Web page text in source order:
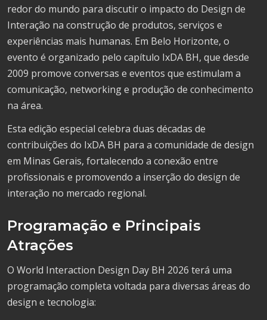
redor do mundo para discutir o impacto do Design de
Interação na construção de produtos, serviços e
experiências mais humanas. Em Belo Horizonte, o
evento é organizado pelo capítulo IxDA BH, que desde
2009 promove conversas e eventos que estimulam a
comunicação, networking e produção de conhecimento
na área.
Esta edição especial celebra duas décadas de
contribuições do IxDA BH para a comunidade de design
em Minas Gerais, fortalecendo a conexão entre
profissionais e promovendo a inserção do design de
interação no mercado regional.
Programação e Principais
Atrações
O World Interaction Design Day BH 2026 terá uma
programação completa voltada para diversas áreas do
design e tecnologia: